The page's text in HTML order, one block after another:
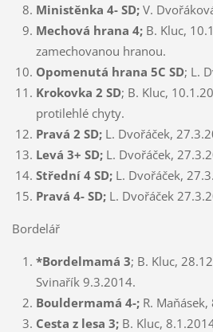
Ministěnka 4- SD;V.
Mechová hrana 4;B. Kluc,
zamechovanou hranou.
Opomenutá hrana 5C SD; L.
Krokovka 2 SD; B. Kluc,
protilehlé chyty.
Pravá 2 SD;L. Dvořáček,
Levá 3+ SD;L. Dvořáček,
Střední 4 SD;L. Dvořáček,
Pravá 4- SD;L. Dvořáček
Bordelář
*Bordelmamá 3; B. Kluc,
Svinařík 9.3.2014.
Bouldermamá 4-;R. Maňásek,
Cesta z lesa 3;B. Kluc,